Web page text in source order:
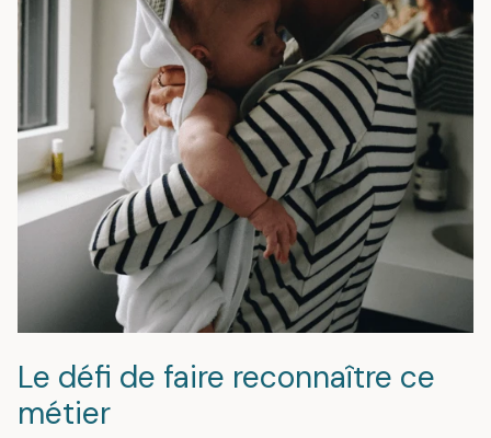
Le défi de faire reconnaître ce
métier